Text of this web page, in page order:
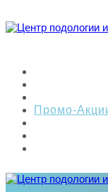
Промо-